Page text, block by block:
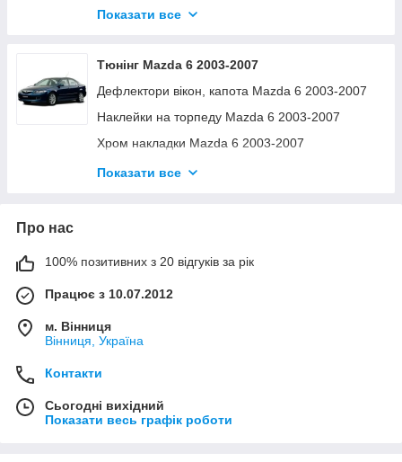
Бризговики Mazda 6 2008-2012
Показати все
Тюнінг Mazda 6 2003-2007
Дефлектори вікон, капота Mazda 6 2003-2007
Наклейки на торпеду Mazda 6 2003-2007
Хром накладки Mazda 6 2003-2007
Килимки Mazda 6 2003-2007
Показати все
Про нас
100% позитивних з 20 відгуків за рік
Працює з 10.07.2012
м. Вінниця
Вінниця, Україна
Контакти
Сьогодні вихідний
Показати весь графік роботи